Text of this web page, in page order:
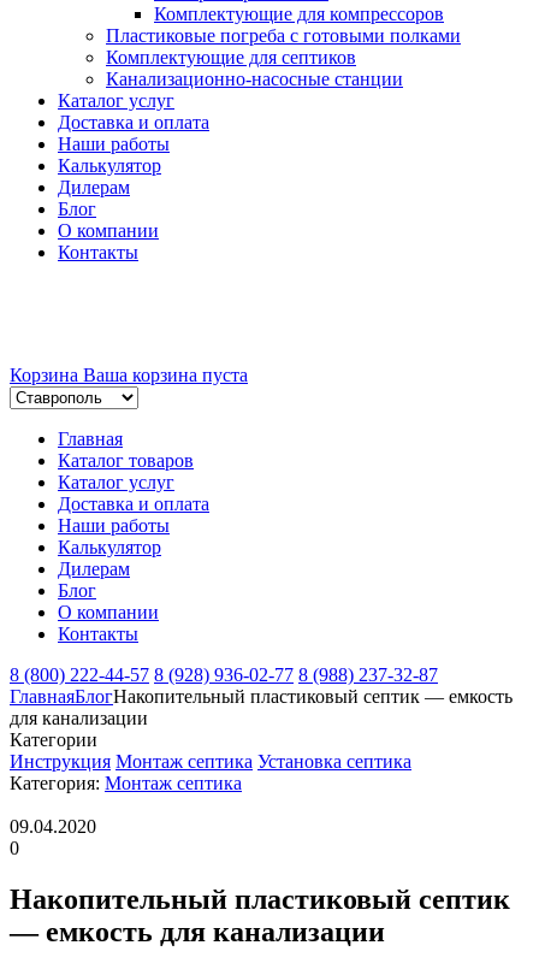
Комплектующие для компрессоров
Пластиковые погреба с готовыми полками
Комплектующие для септиков
Канализационно-насосные станции
Каталог услуг
Доставка и оплата
Наши работы
Калькулятор
Дилерам
Блог
О компании
Контакты
Корзина Ваша корзина пуста
Главная
Каталог товаров
Каталог услуг
Доставка и оплата
Наши работы
Калькулятор
Дилерам
Блог
О компании
Контакты
8 (800) 222-44-57 8 (928) 936-02-77 8 (988) 237-32-87
ГлавнаяБлогНакопительный пластиковый септик — емкость
для канализации
Категории
Инструкция Монтаж септика Установка септика
Категория: Монтаж септика
09.04.2020
0
Накопительный пластиковый септик
— емкость для канализации